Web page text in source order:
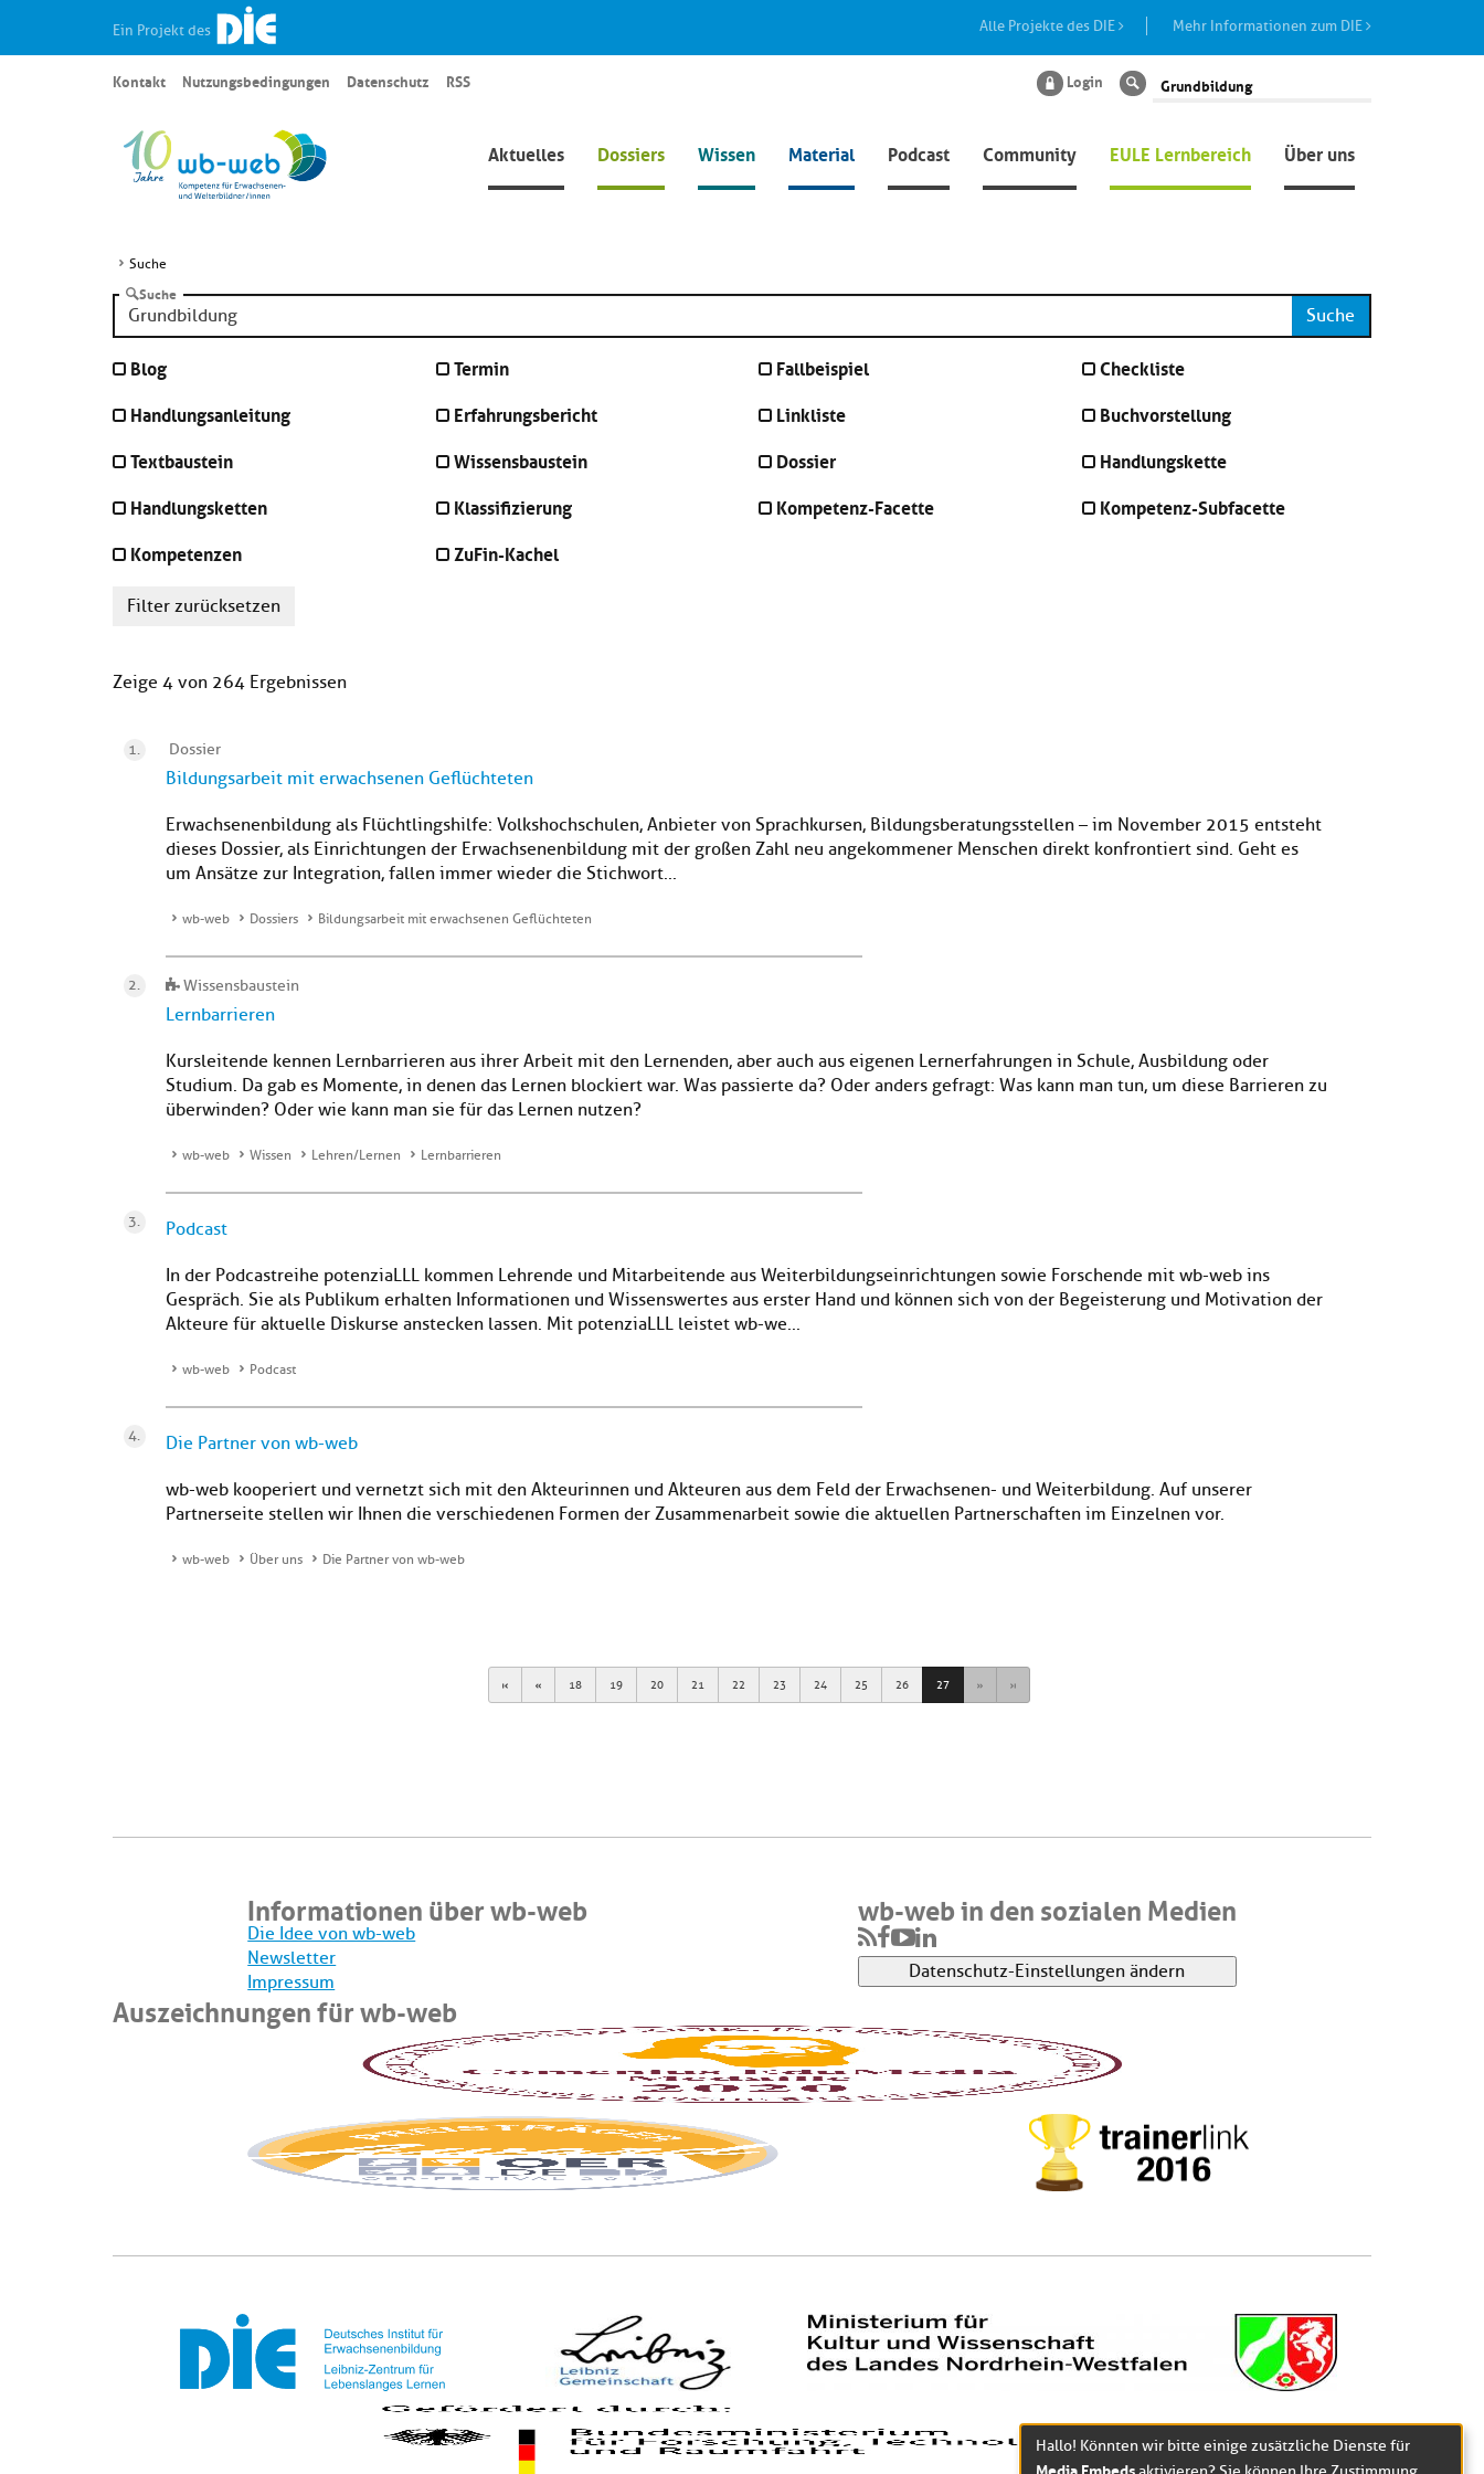
Ein Projekt des Alle Projekte des DIE Mehr Informationen zum DIE
Aktuelles Dossiers Wissen Material Podcast Community EULE Lernbereich Über uns
Kontakt Nutzungsbedingungen Datenschutz RSS Login Suche
Suche
Suche
Suche
Blog Termin Fallbeispiel
Checkliste
Handlungsanleitung
Erfahrungsbericht Linkliste
Buchvorstellung
Textbaustein
Wissensbaustein Dossier
Handlungskette
Handlungsketten
Klassifizierung Kompetenz-Facette
Kompetenz-Subfacette
Kompetenzen
ZuFin-Kachel
Filter zurücksetzen
Zeige 4 von 264 Ergebnissen
Dossier
Bildungsarbeit mit erwachsenen Geflüchteten
Erwachsenenbildung als Flüchtlingshilfe: Volkshochschulen, Anbieter von Sprachkursen, Bildungsberatungsstellen – im November 2015 entsteht
dieses Dossier, als Einrichtungen der Erwachsenenbildung mit der großen Zahl neu angekommener Menschen direkt konfrontiert sind. Geht es
um Ansätze zur Integration, fallen immer wieder die Stichwort...
wb-web Dossiers Bildungsarbeit mit erwachsenen Geflüchteten
Wissensbaustein
Lernbarrieren
Kursleitende kennen Lernbarrieren aus ihrer Arbeit mit den Lernenden, aber auch aus eigenen Lernerfahrungen in Schule, Ausbildung oder
Studium. Da gab es Momente, in denen das Lernen blockiert war. Was passierte da? Oder anders gefragt: Was kann man tun, um diese Barrieren zu
überwinden? Oder wie kann man sie für das Lernen nutzen?
wb-web Wissen Lehren/Lernen Lernbarrieren
Podcast
In der Podcastreihe potenziaLLL kommen Lehrende und Mitarbeitende aus Weiterbildungseinrichtungen sowie Forschende mit wb-web ins
Gespräch. Sie als Publikum erhalten Informationen und Wissenswertes aus erster Hand und können sich von der Begeisterung und Motivation der
Akteure für aktuelle Diskurse anstecken lassen. Mit potenziaLLL leistet wb-we...
wb-web Podcast
Die Partner von wb-web
wb-web kooperiert und vernetzt sich mit den Akteurinnen und Akteuren aus dem Feld der Erwachsenen- und Weiterbildung. Auf unserer
Partnerseite stellen wir Ihnen die verschiedenen Formen der Zusammenarbeit sowie die aktuellen Partnerschaften im Einzelnen vor.
wb-web Über uns Die Partner von wb-web
First Previous
18 19 20 21 22 23 24 25 26 27 Next Last
Informationen über wb-web
Die Idee von wb-web
Newsletter
Impressum
wb-web in den sozialen Medien
Datenschutz-Einstellungen ändern
Auszeichnungen für wb-web
Hallo! Könnten wir bitte einige zusätzliche Dienste für
Media Embeds